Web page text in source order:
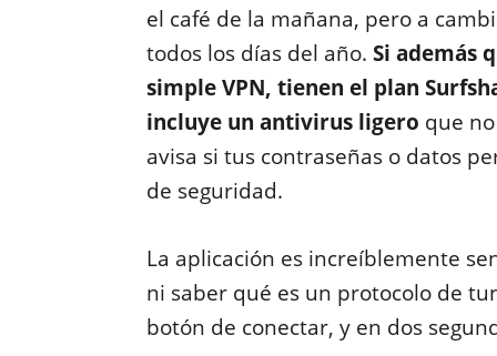
el café de la mañana, pero a
todos los días del año. Si además
simple VPN, tienen el plan
incluye un antivirus ligero que
avisa si tus contraseñas o datos
de seguridad.
La aplicación es increíblemente
ni saber qué es un protocolo de
botón de conectar, y en dos